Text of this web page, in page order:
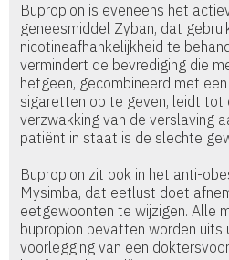
Bupropion is eveneens het
geneesmiddel Zyban, dat
nicotineafhankelijkheid te
vermindert de bevrediging die
hetgeen, gecombineerd met
sigaretten op te geven, leidt tot
verzwakking van de verslaving
patiënt in staat is de slechte
Bupropion zit ook in het anti-
Mysimba, dat eetlust doet
eetgewoonten te wijzigen. Alle
bupropion bevatten worden
voorlegging van een